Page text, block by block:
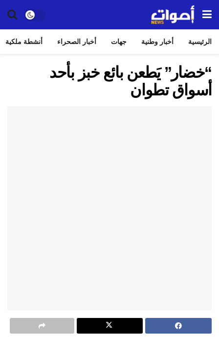
الرئيسية أخبار وطنية جهات أخبار الصحراء أنشطة ملكية
“خضار” يَطعن بائع خبز بأحد
أسواق تطوان